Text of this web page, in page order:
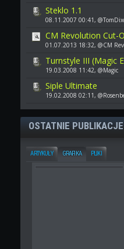
Steklo 1.1
08.11.2007 00:41,
CM Revolution Cut-
01.07.2013 18:32, @CM
Turnstyle III (Magic
19.03.2008 11:42, @Magic
Siple Ultimate
19.02.2008 02:11,
OSTATNIE PUBLIKACJE
ARTYKUŁY GRAFIKA PLIKI